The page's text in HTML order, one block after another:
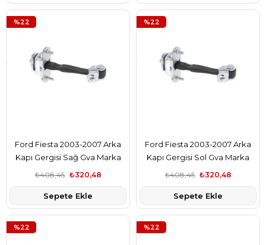
Ford Fiesta 2003-2007 Arka
Kapı Gergisi Sağ Gva Marka
5S6AA23500AB
₺320,48
₺408,45
Sepete Ekle
%22
Ford Fiesta 2003-2007 Arka
Kapı Gergisi Sol Gva Marka
5S6AA23500AB
₺320,48
₺408,45
Sepete Ekle
%22
%22 %22